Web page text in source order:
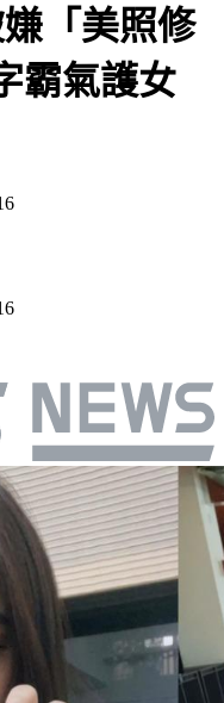
「美照修
霸氣護女